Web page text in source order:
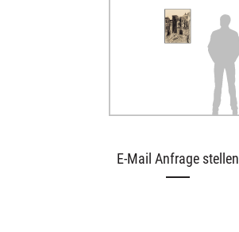
E-Mail Anfrage stellen